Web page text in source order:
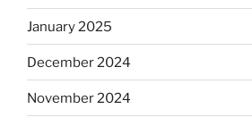
January 2025
December 2024
November 2024